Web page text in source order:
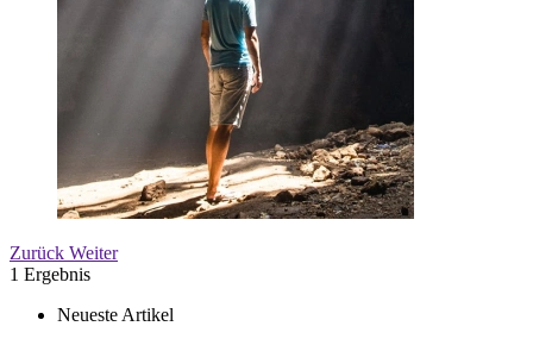
Zurück Weiter
1 Ergebnis
Neueste Artikel